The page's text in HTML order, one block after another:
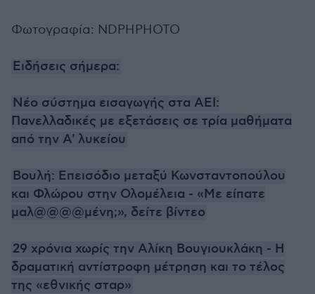
Φωτογραφία: NDPHPHOTO
Ειδήσεις σήμερα:
Νέο σύστημα εισαγωγής στα ΑΕΙ:
Πανελλαδικές με εξετάσεις σε τρία μαθήματα
από την Α' λυκείου
Βουλή: Επεισόδιο μεταξύ Κωνσταντοπούλου
και Φλώρου στην Ολομέλεια - «Με είπατε
μαλ@@@@μένη;», δείτε βίντεο
29 χρόνια χωρίς την Αλίκη Βουγιουκλάκη - Η
δραματική αντίστροφη μέτρηση και το τέλος
της «εθνικής σταρ»